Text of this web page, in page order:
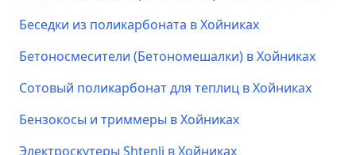
Беседки из поликарбоната в Хойниках
Бетоносмесители (Бетономешалки) в Хойниках
Сотовый поликарбонат для теплиц в Хойниках
Бензокосы и триммеры в Хойниках
Электроскутеры Shtenli в Хойниках